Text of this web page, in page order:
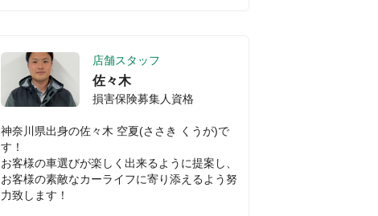
店舗スタッフ
佐々木
損害保険募集人資格
神奈川県出身の佐々木 空夏(ささき くうが)で
す！
お客様の車選びが楽しく出来るように提案し、
お客様の素敵なカーライフに寄り添えるよう努
力致します！